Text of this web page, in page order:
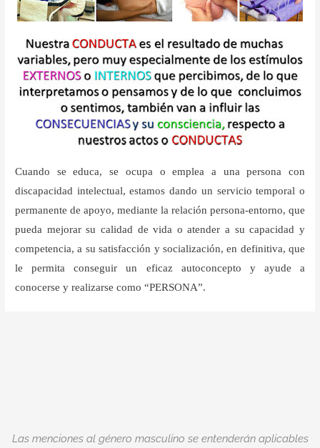
Cuando se educa, se ocupa o emplea a una persona con
discapacidad intelectual, estamos dando un servicio temporal o
permanente de apoyo, mediante la relación persona-entorno, que
pueda mejorar su calidad de vida o atender a su capacidad y
competencia, a su satisfacción y socialización, en definitiva, que
le permita conseguir un eficaz autoconcepto y ayude a
conocerse y realizarse como “PERSONA”.
Las menciones al género masculino se entenderán aplicables